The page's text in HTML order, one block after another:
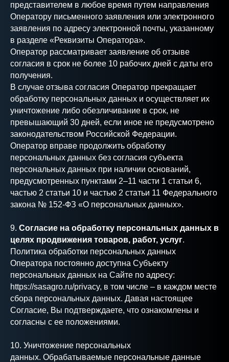
представителем в любое время путем направления
Оператору письменного заявления или электронного
заявления по адресу электронной почты, указанному
в разделе «Реквизиты Оператора».
Оператор рассматривает заявление об отзыве
согласия в срок не более 10 рабочих дней с даты его
получения.
В случае отзыва согласия Оператор прекращает
обработку персональных данных и осуществляет их
уничтожение либо обезличивание в срок, не
превышающий 30 дней, если иное не предусмотрено
законодательством Российской Федерации.
Оператор вправе продолжить обработку
персональных данных без согласия субъекта
персональных данных при наличии оснований,
предусмотренных пунктами 2–11 части 1 статьи 6,
частью 2 статьи 10 и частью 2 статьи 11 Федерального
закона № 152-ФЗ «О персональных данных».
9. Согласие на обработку персональных данных в
целях продвижения товаров, работ, услуг.
Политика обработки персональных данных
Оператора постоянно доступна Субъекту
персональных данных на Сайте по адресу:
https://sasagro.ru/privacy, в том числе – в каждом месте
сбора персональных данных. Давая настоящее
Согласие, Вы подтверждаете, что ознакомлены и
согласны с ее положениями.
10. Уничтожение персональных
данных. Обрабатываемые персональные данные
ПОЛИТИКА
СОГЛАСИЕ НА
ОБРАБОТКУ
ПЕРСОНАЛЬНЫХ
СОГЛАСИЕ НА
ИНФОРМАЦИОННЫХ И
РЕКЛАМНЫХ
МАТЕРИАЛОВ
ГЛАВНАЯ
КРОПВАЙС
СПУТНИКОВЫЙ
МОНИТОРИНГ
ТРАНСПОРТА
МЕТЕОСТАНЦИИ И
ЦИФРОВАЯ
ПЕНЕТРОМЕТР
АНАЛИТИКА
БЛОГ
ОСТАВИТЬ ЗАЯВКУ
ОСТАВИТЬ ЗАЯВКУ